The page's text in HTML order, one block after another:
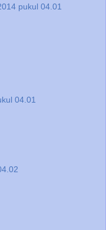
pukul 04.01
04.01